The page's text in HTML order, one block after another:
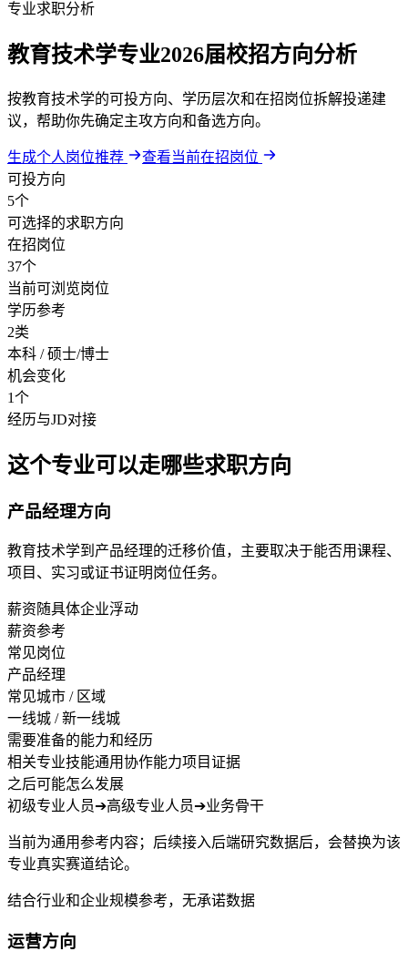
专业求职分析
教育技术学专业2026届校招方向分析
按教育技术学的可投方向、学历层次和在招岗位拆解投递建
议，帮助你先确定主攻方向和备选方向。
生成个人岗位推荐
查看当前在招岗位
可投方向
5个
可选择的求职方向
在招岗位
37个
当前可浏览岗位
学历参考
2类
本科 / 硕士/博士
机会变化
1个
经历与JD对接
这个专业可以走哪些求职方向
产品经理方向
教育技术学到产品经理的迁移价值，主要取决于能否用课程、
项目、实习或证书证明岗位任务。
薪资随具体企业浮动
薪资参考
常见岗位
产品经理
常见城市 / 区域
一线城 / 新一线城
需要准备的能力和经历
相关专业技能通用协作能力项目证据
之后可能怎么发展
初级专业人员➔高级专业人员➔业务骨干
当前为通用参考内容；后续接入后端研究数据后，会替换为该
专业真实赛道结论。
结合行业和企业规模参考，无承诺数据
运营方向